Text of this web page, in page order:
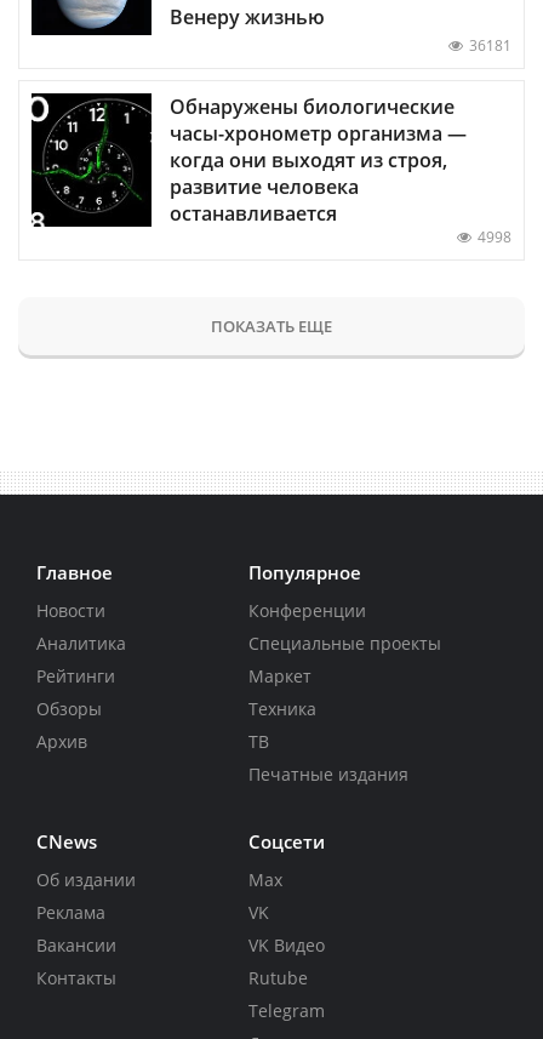
Венеру жизнью
36181
Обнаружены биологические
часы-хронометр организма —
когда они выходят из строя,
развитие человека
останавливается
4998
ПОКАЗАТЬ ЕЩЕ
Главное
Новости
Аналитика
Рейтинги
Обзоры
Архив
Популярное
Конференции
Специальные проекты
Маркет
Техника
ТВ
Печатные издания
CNews
Об издании
Реклама
Вакансии
Контакты
Соцсети
Max
VK
VK Видео
Rutube
Telegram